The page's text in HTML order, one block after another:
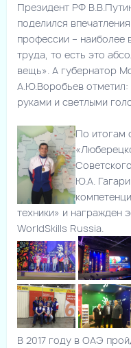
Президент РФ
поделился
профессии – наиболее
труда, то есть это
вещь». А губернатор
А.Ю.Воробьев
руками и светлыми
По итогам
Ю.А.
техники» и награжден
WorldSkills Russia.
В 2017 году в ОАЭ